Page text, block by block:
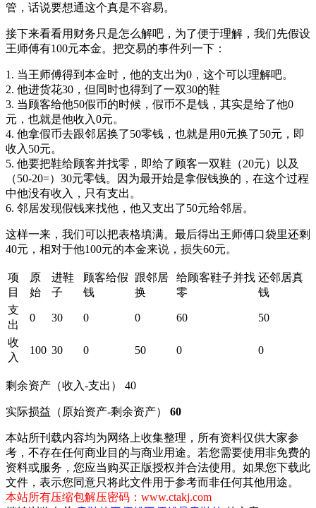
管，话说要想通这个真是不容易。
接下来看看用财务只是怎么解吧，为了便于理解，我们先假设
王师傅有100元本金。把交易的事件列一下：
1. 当王师傅得到本金时，他的支出为0，这个可以理解吧。
2. 他进货花30，但同时也得到了一双30的鞋
3. 当顾客给他50假币的时候，假币不是钱，其实是给了他0
元，也就是他收入0元。
4. 他拿假币去跟邻居换了50零钱，也就是用0元换了50元，即
收入50元。
5. 他要把鞋给顾客并找零，即给了顾客一双鞋（20元）以及
（50-20=）30元零钱。因为最开始是拿假钱换的，在这个过程
中他没有收入，只有支出。
6. 邻居发现假钱来找他，他又支出了50元给邻居。
这样一来，我们可以把表格填满。最后得出王师傅口袋里还剩
40元，相对于他100元的本金来说，损失60元。
项
目
原
始
进鞋
子
顾客给假
钱
跟邻居
换
给顾客鞋子并找
零
还邻居真
钱
支
出
0 30 0 0 60 50
收
入
100 30 0 50 0 0
剩余资产（收入-支出） 40
实际损益（原始资产-剩余资产） 60
本站所刊载内容均为网络上收集整理，所有资料仅供大家参
考，不存在任何商业目的与商业用途。若您需要使用非免费的
资料或服务，您应当购买正版授权并合法使用。如果您下载此
文件，表示您同意只将此文件用于参考而非任何其他用途。
本站所有压缩包解压密码：www.ctakj.com